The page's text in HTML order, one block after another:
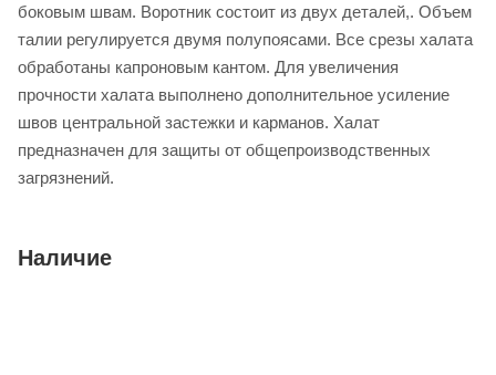
боковым швам. Воротник состоит из двух деталей,. Объем
талии регулируется двумя полупоясами. Все срезы халата
обработаны капроновым кантом. Для увеличения
прочности халата выполнено дополнительное усиление
швов центральной застежки и карманов. Халат
предназначен для защиты от общепроизводственных
загрязнений.
Наличие